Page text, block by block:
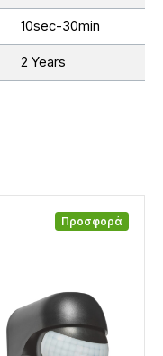
10sec-30min
2 Years
Προσφορά